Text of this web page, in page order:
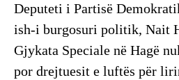
Deputeti i Partisë
ish-i burgosuri politik, Nait
Gjykata Speciale në Hagë
por drejtuesit e luftës për